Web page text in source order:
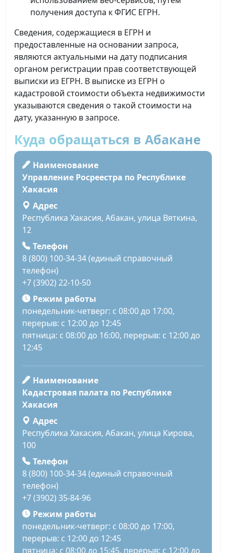
получения доступа к ФГИС ЕГРН.
Сведения, содержащиеся в ЕГРН и
предоставленные на основании запроса,
являются актуальными на дату подписания
органом регистрации прав соответствующей
выписки из ЕГРН. В выписке из ЕГРН о
кадастровой стоимости объекта недвижимости
указываются сведения о такой стоимости на
дату, указанную в запросе.
Куда обращаться в Абакане
Наименование
Управление Росреестра по Республике
Хакасия
Адрес
Республика Хакасия, Абакан, улица Вяткина,
12
Телефон
8 (800) 100-34-34 (единый справочный
телефон)
+7 (3902) 22-10-50
Режим работы
понедельник-четверг: с 08:00 до 17:00,
перерыв: с 12:00 до 12:45
пятница: с 08:00 до 16:00, перерыв: с 12:00 до
12:45
Наименование
Кадастровая палата по Республике
Хакасия
Адрес
Республика Хакасия, Абакан, улица Кирова,
100
Телефон
8 (800) 100-34-34 (единый справочный
телефон)
+7 (3902) 35-84-96
Режим работы
понедельник-четверг: с 08:00 до 17:00,
перерыв: с 12:00 до 12:45
пятница: с 08:00 до 15:45, перерыв: с 12:00 до